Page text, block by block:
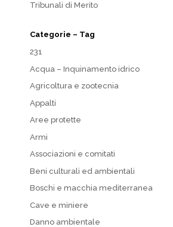
Tribunali di Merito
Categorie – Tag
231
Acqua – Inquinamento idrico
Agricoltura e zootecnia
Appalti
Aree protette
Armi
Associazioni e comitati
Beni culturali ed ambientali
Boschi e macchia mediterranea
Cave e miniere
Danno ambientale